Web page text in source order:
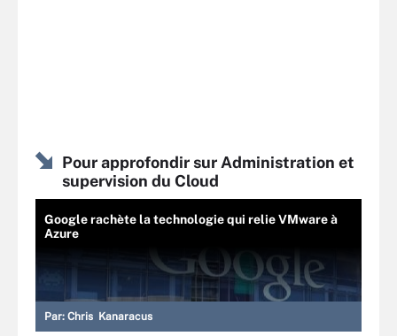
Pour approfondir sur Administration et
supervision du Cloud
Google rachète la technologie qui relie VMware à
Azure
Par: Chris Kanaracus